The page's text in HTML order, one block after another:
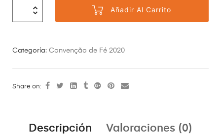
Añadir Al Carrito
Categoría: Convenção de Fé 2020
Share on:
Descripción Valoraciones (0)